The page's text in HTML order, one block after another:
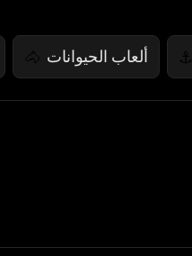
🐴 ألعاب الحيوانات ⚓